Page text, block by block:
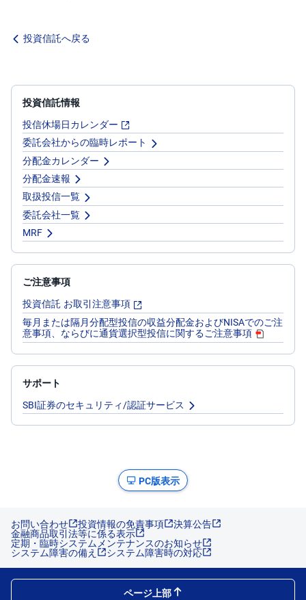
投資信託へ戻る
投資信託情報
投信休場日カレンダー
委託会社からの臨時レポート
分配金カレンダー
分配金速報
取扱投信一覧
委託会社一覧
MRF
ご注意事項
投資信託 お取引注意事項
毎月または隔月分配型投信の収益分配金およびNISAでのご注
意事項、ならびに通貨選択型投信に関するご注意事項
サポート
SBI証券のセキュリティ/認証サービス
PC版表示
お問い合わせ 投資情報の免責事項 決算公告
金融商品取引法等に係る表示
定期・臨時システムメンテナンスのお知らせ
システム障害の備え システム障害時の対応
ページ上部